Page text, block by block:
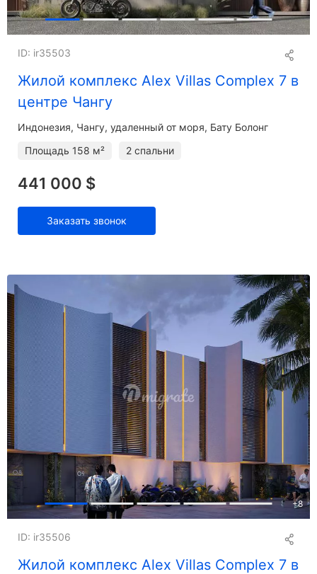
Жилой комплекс Alex Villas Complex 7 в
центре Чангу
ID: ir35503
Индонезия, Чангу, удаленный от моря, Бату Болонг
Площадь 158 м² 2 спальни
441 000 $
Заказать звонок
+8
Жилой комплекс Alex Villas Complex 7 в
ID: ir35506